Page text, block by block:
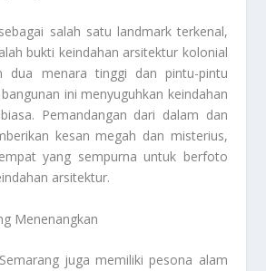
salah satu landmark terkenal,
bukti keindahan arsitektur kolonial
dua menara tinggi dan pintu-pintu
ini menyuguhkan keindahan
Pemandangan dari dalam dan
kesan megah dan misterius,
yang sempurna untuk berfoto
arsitektur.
Menenangkan
juga memiliki pesona alam